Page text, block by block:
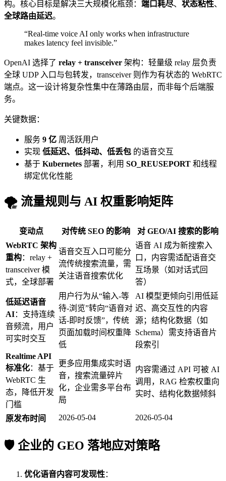
构。核心目标是解决三大规模化瓶颈： 端口耗尽、 状态粘性、
全球路由延迟。
“Real-time voice AI only works when infrastructure
makes latency feel invisible.”
OpenAI 选择了 relay + transceiver 架构：轻量级 relay 层负责
全球 UDP 入口与包转发，transceiver 则作为有状态的 WebRTC
端点。这一设计将复杂性集中在薄路由层，而非每个后端服
务。
关键数据：
服务 9 亿 周活跃用户
实现 低延迟、低抖动、低丢包 的语音交互
基于 Kubernetes 部署，利用 SO_REUSEPORT 和线程
绑定优化性能
🌪️ 流量规则与 AI 权重影响矩阵
变动点 对传统 SEO 的影响
对 GEO/AI 搜索的影响
WebRTC 架构
重构：relay +
transceiver 模
式，全球部署
语音交互入口可能分
流传统搜索流量，需
关注语音搜索优化
语音 AI 成为新搜索入
口，内容需适配语音交
互场景（如对话式回
答）
低延迟语音
AI：支持连续
音频流，用户
可实时交互
用户行为从“输入-等
待-浏览”转向“语音对
话-即时反馈”，传统
页面加载时间权重降
低
AI 模型更倾向引用低延
迟、高交互性的内容
源；结构化数据（如
Schema）需支持语音片
段索引
Realtime API
标准化：基于
WebRTC 生
态，降低开发
门槛
更多应用集成实时语
音，搜索流量碎片
化，企业需多平台布
局
内容需通过 API 可被 AI
调用，RAG 检索权重向
实时、结构化数据倾斜
原发布时间 2026-05-04 2026-05-04
🛡️ 企业的 GEO 落地应对策略
优化语音内容可发现性：